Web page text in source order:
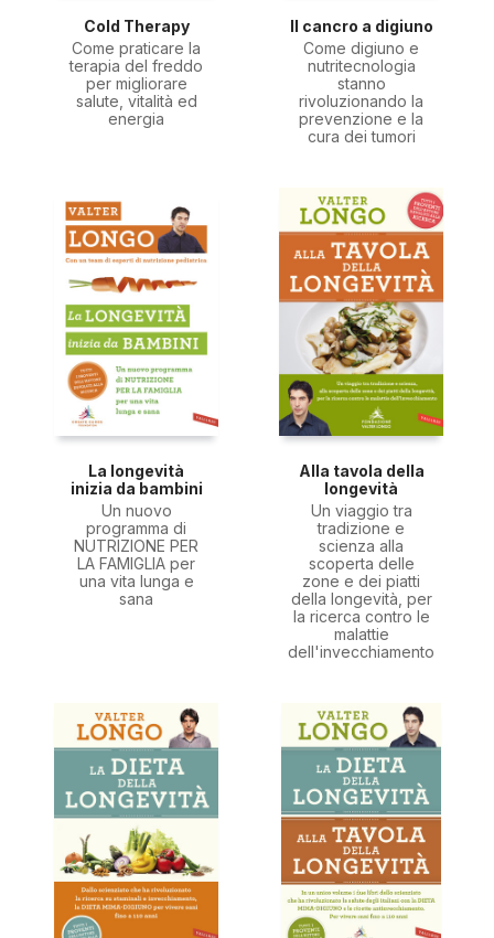
Cold Therapy
Come praticare la
terapia del freddo
per migliorare
salute, vitalità ed
energia
Il cancro a digiuno
Come digiuno e
nutritecnologia
stanno
rivoluzionando la
prevenzione e la
cura dei tumori
La longevità
inizia da bambini
Un nuovo
programma di
NUTRIZIONE PER
LA FAMIGLIA per
una vita lunga e
sana
Alla tavola della
longevità
Un viaggio tra
tradizione e
scienza alla
scoperta delle
zone e dei piatti
della longevità, per
la ricerca contro le
malattie
dell'invecchiamento